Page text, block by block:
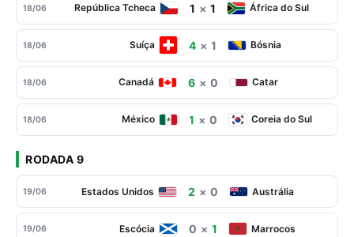
18/06 República Tcheca 1 × 1 África do Sul
18/06 Suíça 4 × 1 Bósnia
18/06 Canadá 6 × 0 Catar
18/06 México 1 × 0 Coreia do Sul
RODADA 9
19/06 Estados Unidos 2 × 0 Austrália
19/06 Escócia 0 × 1 Marrocos